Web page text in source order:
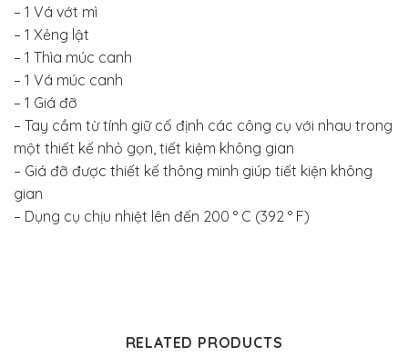
– 1 Vá vớt mì
– 1 Xẻng lật
– 1 Thìa múc canh
– 1 Vá múc canh
– 1 Giá đỡ
– Tay cầm từ tính giữ cố định các công cụ với nhau trong
một thiết kế nhỏ gọn, tiết kiệm không gian
– Giá đỡ được thiết kế thông minh giúp tiết kiện không
gian
– Dụng cụ chịu nhiệt lên đến 200 ° C (392 ° F)
RELATED PRODUCTS